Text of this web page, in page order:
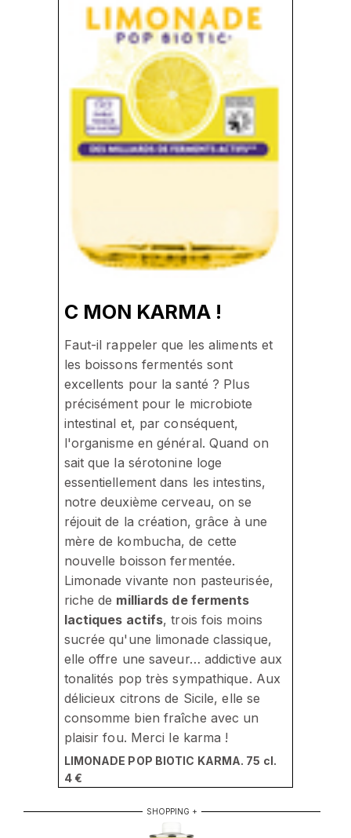
C MON KARMA !
Faut-il rappeler que les aliments et
les boissons fermentés sont
excellents pour la santé ? Plus
précisément pour le microbiote
intestinal et, par conséquent,
l'organisme en général. Quand on
sait que la sérotonine loge
essentiellement dans les intestins,
notre deuxième cerveau, on se
réjouit de la création, grâce à une
mère de kombucha, de cette
nouvelle boisson fermentée.
Limonade vivante non pasteurisée,
riche de milliards de ferments
lactiques actifs, trois fois moins
sucrée qu'une limonade classique,
elle offre une saveur… addictive aux
tonalités pop très sympathique. Aux
délicieux citrons de Sicile, elle se
consomme bien fraîche avec un
plaisir fou. Merci le karma !
LIMONADE POP BIOTIC KARMA. 75 cl.
4 €
SHOPPING +